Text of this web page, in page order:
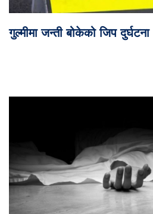
गुल्मीमा जन्ती बोकेको जिप दुर्घटना